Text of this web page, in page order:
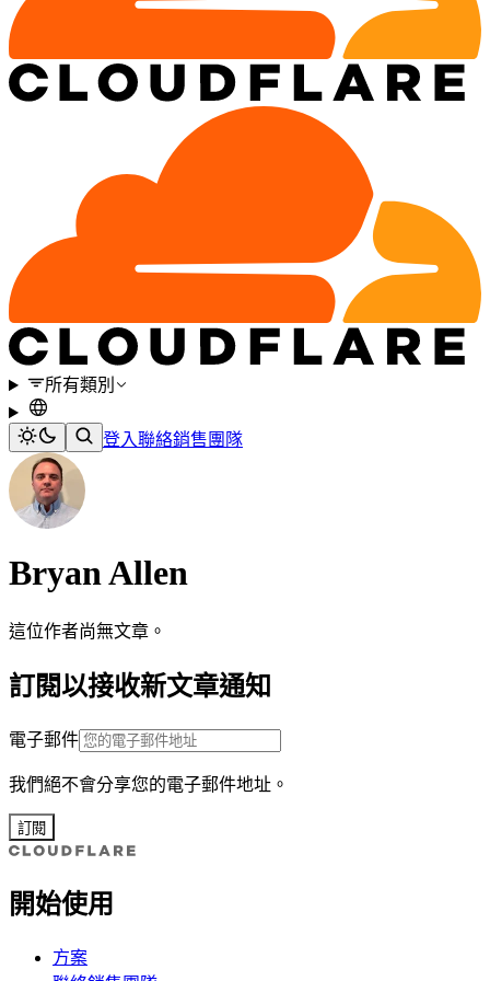
所有類別
登入聯絡銷售團隊
Bryan Allen
這位作者尚無文章。
訂閱以接收新文章通知
電子郵件
我們絕不會分享您的電子郵件地址。
訂閱
開始使用
方案